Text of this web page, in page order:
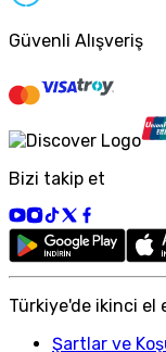
Güvenli Alışveriş
Bizi takip et
Türkiye'de ikinci el
Şartlar ve